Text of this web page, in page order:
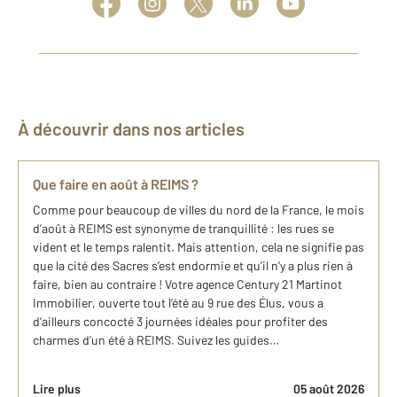
À découvrir dans nos articles
Que faire en août à REIMS ?
Comme pour beaucoup de villes du nord de la France, le mois
d’août à REIMS est synonyme de tranquillité : les rues se
vident et le temps ralentit. Mais attention, cela ne signifie pas
que la cité des Sacres s’est endormie et qu’il n’y a plus rien à
faire, bien au contraire ! Votre agence Century 21 Martinot
Immobilier, ouverte tout l’été au 9 rue des Élus, vous a
d’ailleurs concocté 3 journées idéales pour profiter des
charmes d’un été à REIMS. Suivez les guides…
Lire plus 05 août 2026